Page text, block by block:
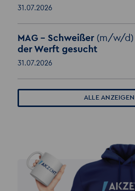
31.07.2026
MAG - Schweißer (m/w/d)
der Werft gesucht
31.07.2026
ALLE ANZEIGEN